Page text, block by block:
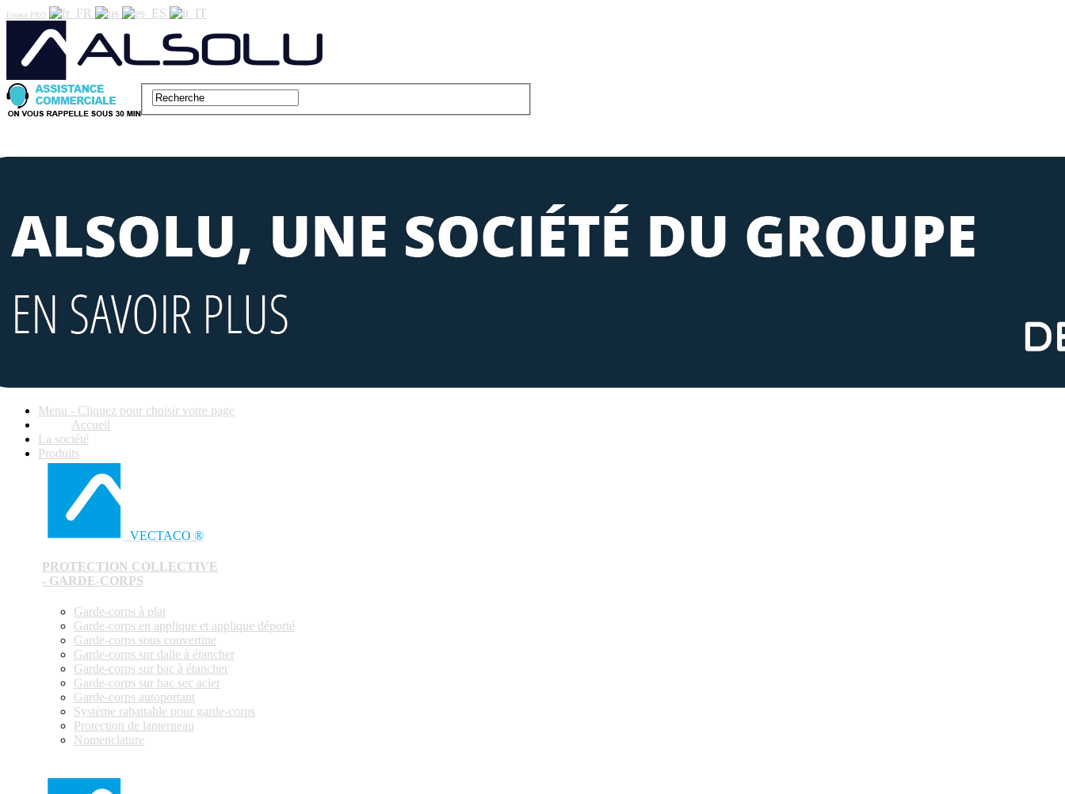
Espace PRO
Menu - Cliquez pour choisir votre page
Accueil
La société
Produits
VECTACO ®
PROTECTION COLLECTIVE
- GARDE-CORPS
Garde-corps à plat
Garde-corps en applique et applique déporté
Garde-corps sous couvertine
Garde-corps sur dalle à étancher
Garde-corps sur bac à étancher
Garde-corps sur bac sec acier
Garde-corps autoportant
Système rabattable pour garde-corps
Protection de lanterneau
Nomenclature